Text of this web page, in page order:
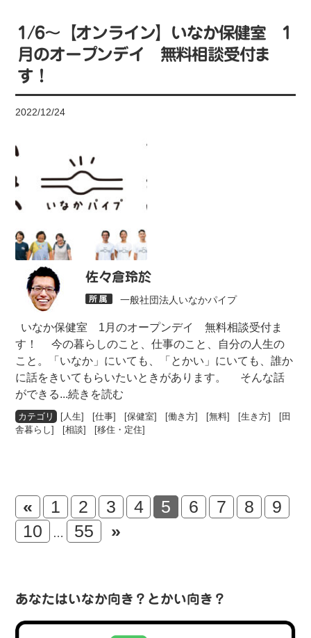
1/6〜【オンライン】いなか保健室 1
月のオープンデイ 無料相談受付ま
す！
2022/12/24
佐々倉玲於
一般社団法人いなかパイプ
いなか保健室 1月のオープンデイ 無料相談受付ま
す！ 今の暮らしのこと、仕事のこと、自分の人生の
こと。「いなか」にいても、「とかい」にいても、誰か
に話をきいてもらいたいときがあります。 そんな話
ができる...続きを読む
[ 人生] [仕事] [保健室] [働き方] [無料] [生き方] [田
舎暮らし] [相談] [移住・定住]
« 1 2 3 4 5 6 7 8
9
10
… 55 »
あなたはいなか向き？とかい向き？